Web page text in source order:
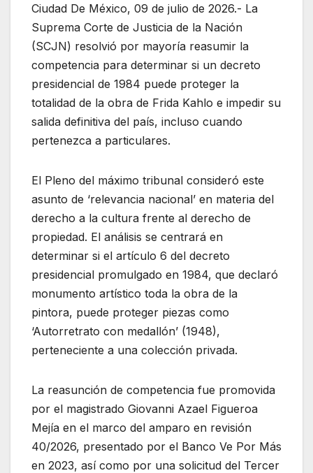
Ciudad De México, 09 de julio de 2026.- La
Suprema Corte de Justicia de la Nación
(SCJN) resolvió por mayoría reasumir la
competencia para determinar si un decreto
presidencial de 1984 puede proteger la
totalidad de la obra de Frida Kahlo e impedir su
salida definitiva del país, incluso cuando
pertenezca a particulares.
El Pleno del máximo tribunal consideró este
asunto de ‘relevancia nacional’ en materia del
derecho a la cultura frente al derecho de
propiedad. El análisis se centrará en
determinar si el artículo 6 del decreto
presidencial promulgado en 1984, que declaró
monumento artístico toda la obra de la
pintora, puede proteger piezas como
‘Autorretrato con medallón’ (1948),
perteneciente a una colección privada.
La reasunción de competencia fue promovida
por el magistrado Giovanni Azael Figueroa
Mejía en el marco del amparo en revisión
40/2026, presentado por el Banco Ve Por Más
en 2023, así como por una solicitud del Tercer